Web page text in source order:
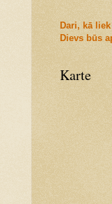
Dari, kā
Dievs būs
Karte